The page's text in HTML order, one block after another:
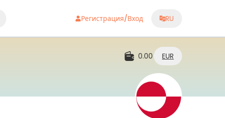
Регистрация/Вход RU
0.00 EUR